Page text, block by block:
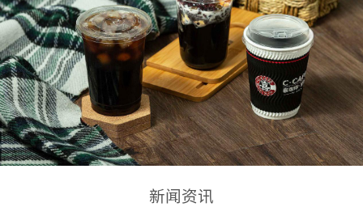
新闻资讯